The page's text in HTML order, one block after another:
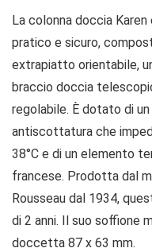
La colonna doccia
pratico e sicuro,
extrapiatto orientabile,
braccio doccia
regolabile. È dotato di
antiscottatura che
38°C e di un elemento
francese. Prodotta dal
Rousseau dal 1934,
di 2 anni. Il suo soffione
doccetta 87 x 63 mm.